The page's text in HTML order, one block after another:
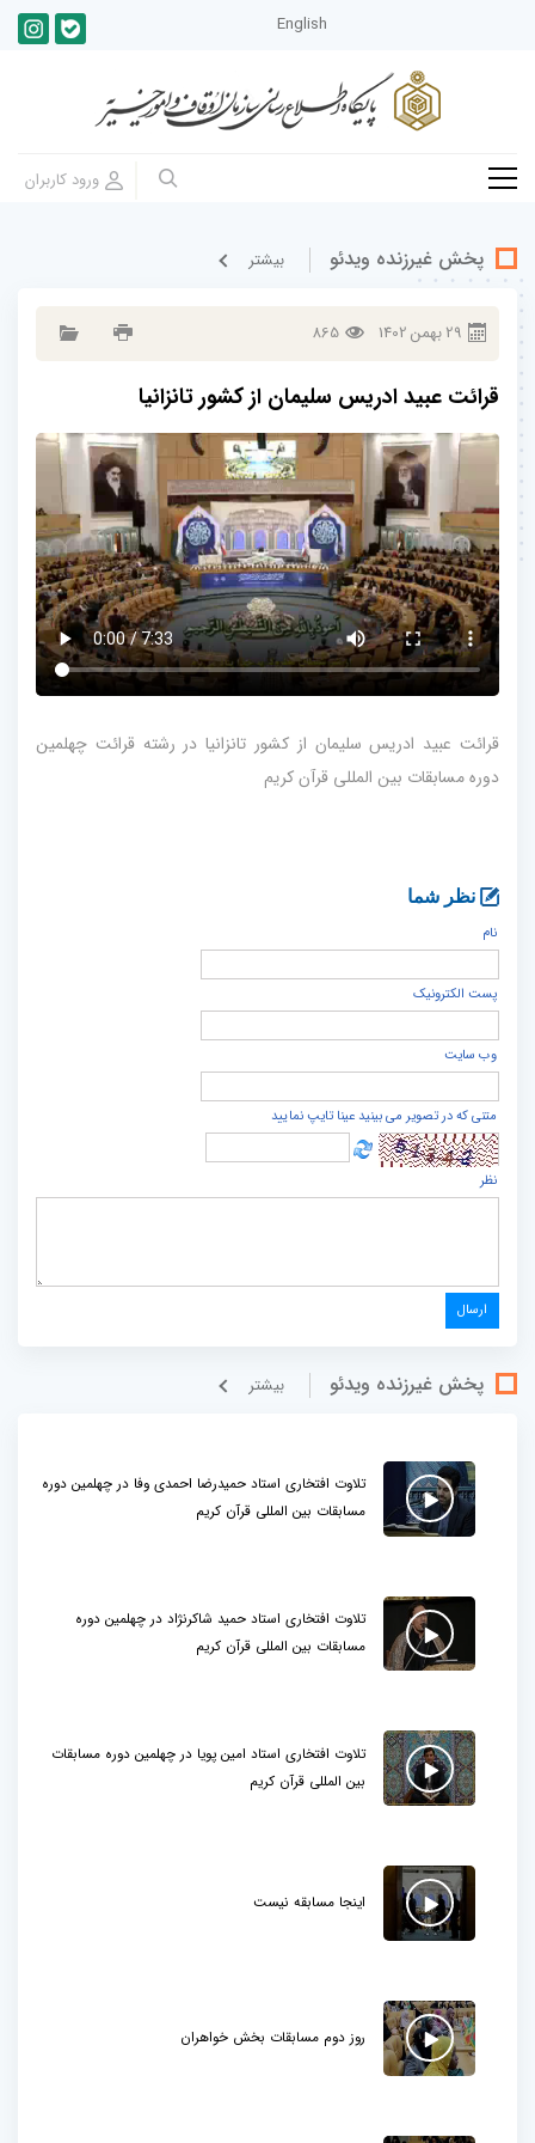
English
پخش غيرزنده ویدئو بيشتر
29بهمن1402
865
قرائت عبید ادریس سلیمان از کشور تانزانیا
قرائت عبید ادریس سلیمان از کشور تانزانیا در رشته قرائت چهلمین
دوره مسابقات بین المللی قرآن کریم
نظر شما
نام
پست الكترونيک
وب سایت
متنی که در تصویر می بینید عینا تایپ نمایید
نظر
پخش غيرزنده ویدئو بيشتر
تلاوت افتخاری استاد حمیدرضا احمدی وفا در چهلمین دوره
مسابقات بین المللی قرآن کریم
تلاوت افتخاری استاد حمید شاکرنژاد در چهلمین دوره
مسابقات بین المللی قرآن کریم
تلاوت افتخاری استاد امین پویا در چهلمین دوره مسابقات
بین المللی قرآن کریم
اینجا مسابقه نیست
روز دوم مسابقات بخش خواهران